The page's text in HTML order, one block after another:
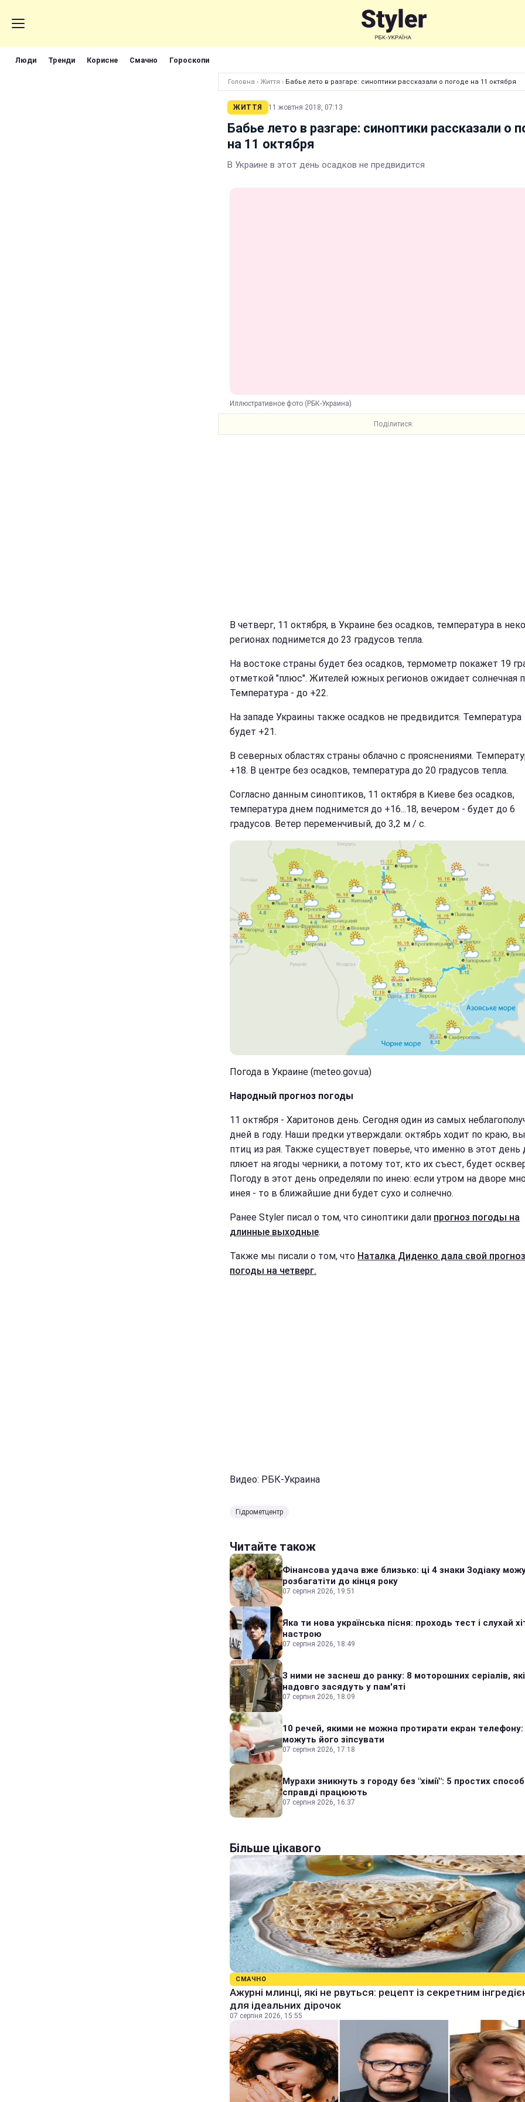
Люди Тренди Корисне Смачно Гороскопи
Головна › Життя › Бабье лето в разгаре: синоптики рассказали о погоде на 11 октября
ЖИТТЯ 11 жовтня 2018, 07:13
Бабье лето в разгаре: синоптики рассказали о
на 11 октября
В Украине в этот день осадков не предвидится
Иллюстративное фото (РБК-Украина)
Поділитися:
В четверг, 11 октября, в Украине без осадков, температура в
регионах поднимется до 23 градусов тепла.
На востоке страны будет без осадков, термометр покажет 19
отметкой "плюс". Жителей южных регионов ожидает солнечная
Температура - до +22.
На западе Украины также осадков не предвидится. Температура
будет +21.
В северных областях страны облачно с прояснениями.
+18. В центре без осадков, температура до 20 градусов тепла.
Согласно данным синоптиков, 11 октября в Киеве без осадков,
температура днем поднимется до +16...18, вечером - будет до 6
градусов. Ветер переменчивый, до 3,2 м / с.
Погода в Украине (meteo.gov.ua)
Народный прогноз погоды
11 октября - Харитонов день. Сегодня один из самых
дней в году. Наши предки утверждали: октябрь ходит по краю,
птиц из рая. Также существует поверье, что именно в этот день
плюет на ягоды черники, а потому тот, кто их съест, будет
Погоду в этот день определяли по инею: если утром на дворе
инея - то в ближайшие дни будет сухо и солнечно.
Ранее Styler писал о том, что синоптики дали прогноз погоды на
длинные выходные.
Также мы писали о том, что Наталка Диденко дала свой прогноз
погоды на четверг.
Видео: РБК-Украина
Гідрометцентр
Читайте також
Фінансова удача вже близько: ці 4 знаки Зодіаку
розбагатіти до кінця року
07 серпня 2026, 19:51
Яка ти нова українська пісня: проходь тест і слухай
настрою
07 серпня 2026, 18:49
З ними не заснеш до ранку: 8 моторошних серіалів, які
надовго засядуть у пам'яті
07 серпня 2026, 18:09
10 речей, якими не можна протирати екран
можуть його зіпсувати
07 серпня 2026, 17:18
Мурахи зникнуть з городу без "хімії": 5 простих
справді працюють
07 серпня 2026, 16:37
Більше цікавого
СМАЧНО
Ажурні млинці, які не рвуться: рецепт із секретним
для ідеальних дірочок
07 серпня 2026, 15:55